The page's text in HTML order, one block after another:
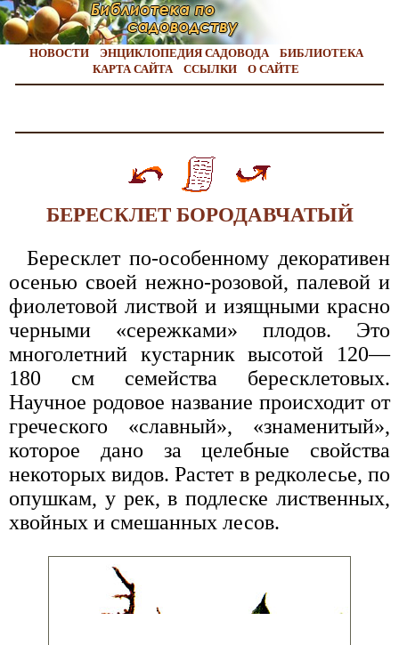
НОВОСТИ ЭНЦИКЛОПЕДИЯ САДОВОДА
БИБЛИОТЕКА
КАРТА САЙТА
ССЫЛКИ О САЙТЕ
БЕРЕСКЛЕТ БОРОДАВЧАТЫЙ
Бересклет по-особенному декоративен
осенью своей нежно-розовой, палевой и
фиолетовой листвой и изящными красно
черными «сережками» плодов. Это
многолетний кустарник высотой 120—
180 см семейства бересклетовых.
Научное родовое название происходит от
греческого «славный», «знаменитый»,
которое дано за целебные свойства
некоторых видов. Растет в редколесье, по
опушкам, у рек, в подлеске лиственных,
хвойных и смешанных лесов.